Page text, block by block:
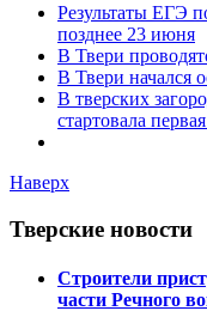
Результаты ЕГЭ
позднее 23 июня
В Твери
В Твери начался
В тверских
стартовала
Наверх
Тверские новости
Строители
части Речного